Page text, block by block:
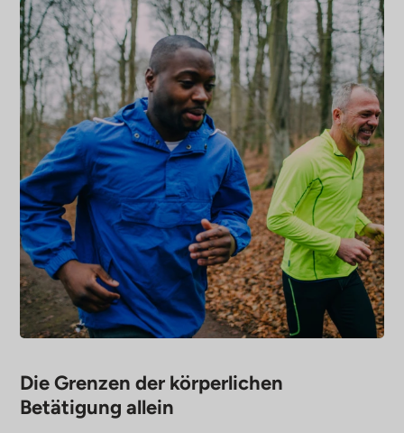
Die Grenzen der körperlichen
Betätigung allein